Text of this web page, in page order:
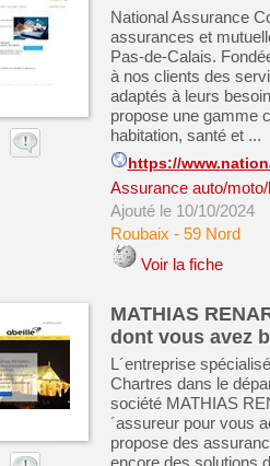
National Assurance
assurances et
Pas-de-Calais.
à nos clients des
adaptés à leurs
propose une gamme
habitation, santé et ...
https://
Assurance auto/
Ajouté le 10/10/2024
Roubaix - 59 Nord
Voir la fiche
MATHIAS
dont vous avez
L´entreprise
Chartres dans le
société MATHIAS
´assureur pour vous
propose des
encore des solutions